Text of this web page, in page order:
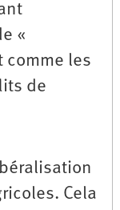
«
comme les
de
Cela